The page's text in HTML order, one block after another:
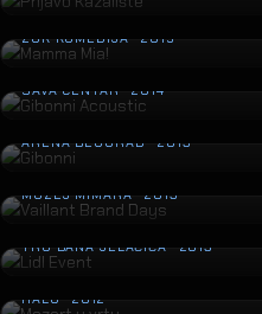
Mamma Mia!
ZGK KOMEDIJA · 2015
Gibonni Acoustic
SAVA CENTAR · 2014
Gibonni
ARENA BEOGRAD · 2013
Vaillant Brand Days
MUZEJ MIMARA · 2013
Lidl Event
TRG BANA JELAČIĆA · 2013
Mozart u vrtu
HALU · 2012